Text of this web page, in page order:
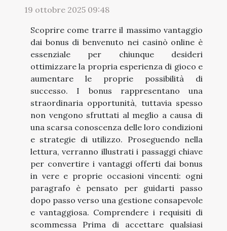
19 ottobre 2025 09:48
Scoprire come trarre il massimo vantaggio
dai bonus di benvenuto nei casinò online è
essenziale per chiunque desideri
ottimizzare la propria esperienza di gioco e
aumentare le proprie possibilità di
successo. I bonus rappresentano una
straordinaria opportunità, tuttavia spesso
non vengono sfruttati al meglio a causa di
una scarsa conoscenza delle loro condizioni
e strategie di utilizzo. Proseguendo nella
lettura, verranno illustrati i passaggi chiave
per convertire i vantaggi offerti dai bonus
in vere e proprie occasioni vincenti: ogni
paragrafo è pensato per guidarti passo
dopo passo verso una gestione consapevole
e vantaggiosa. Comprendere i requisiti di
scommessa Prima di accettare qualsiasi